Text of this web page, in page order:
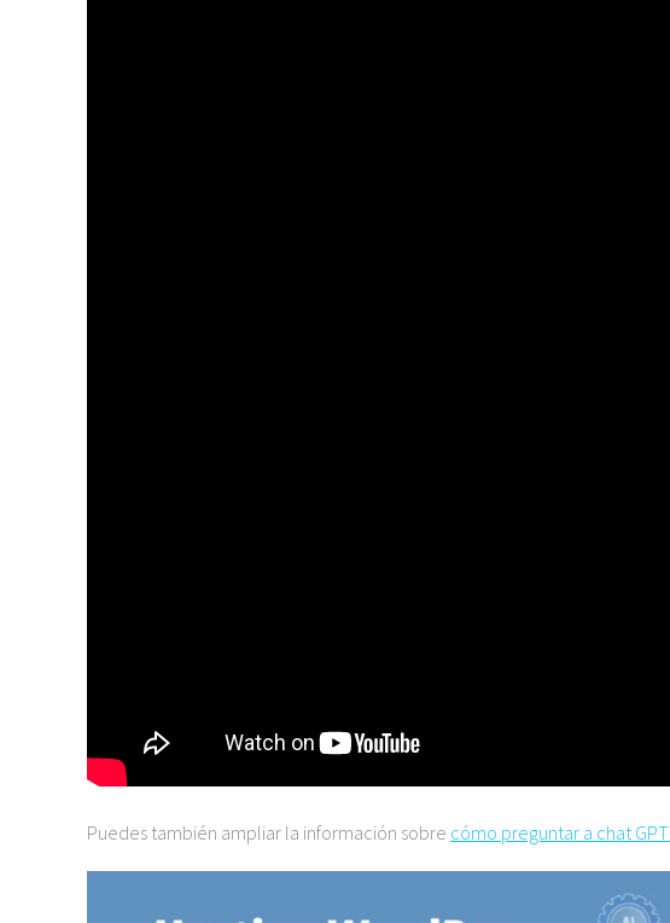
Puedes también ampliar la información sobre cómo preguntar a chat GPT